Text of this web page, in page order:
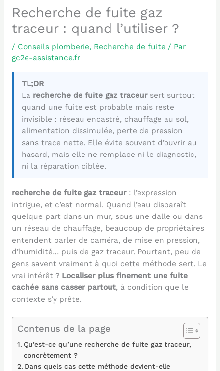
Recherche de fuite gaz
traceur : quand l’utiliser ?
/ Conseils plomberie, Recherche de fuite / Par
gc2e-assistance.fr
TL;DR
La recherche de fuite gaz traceursert surtout
quand une fuite est probable mais reste
invisible : réseau encastré, chauffage au sol,
alimentation dissimulée, perte de pression
sans trace nette. Elle évite souvent d’ouvrir au
hasard, mais elle ne remplace ni le diagnostic,
ni la réparation ciblée.
recherche de fuite gaz traceur: l’expression
intrigue, et c’est normal. Quand l’eau disparaît
quelque part dans un mur, sous une dalle ou dans
un réseau de chauffage, beaucoup de propriétaires
entendent parler de caméra, de mise en pression,
d’humidité… puis de gaz traceur. Pourtant, peu de
gens savent vraiment à quoi cette méthode sert. Le
vrai intérêt ? Localiser plus finement une fuite
cachée sans casser partout, à condition que le
contexte s’y prête.
Contenus de la page
Qu’est-ce qu’une recherche de fuite gaz traceur,
concrètement ?
Dans quels cas cette méthode devient-elle